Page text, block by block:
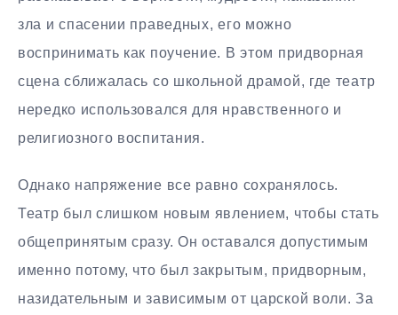
зла и спасении праведных, его можно
воспринимать как поучение. В этом придворная
сцена сближалась со школьной драмой, где театр
нередко использовался для нравственного и
религиозного воспитания.
Однако напряжение все равно сохранялось.
Театр был слишком новым явлением, чтобы стать
общепринятым сразу. Он оставался допустимым
именно потому, что был закрытым, придворным,
назидательным и зависимым от царской воли. За